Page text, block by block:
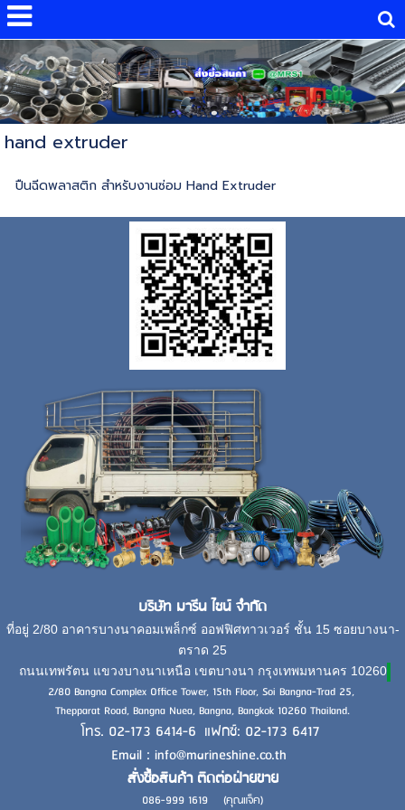
hand extruder
ปืนฉีดพลาสติก สำหรับงานซ่อม Hand Extruder
บริษัท มารีน ไชน์ จำกัด
ที่อยู่ 2/80 อาคารบางนาคอมเพล็กซ์ ออฟฟิศทาวเวอร์ ชั้น 15 ซอยบางนา-
ตราด 25
ถนนเทพรัตน แขวงบางนาเหนือ เขตบางนา กรุงเทพมหานคร 10260
2/80 Bangna Complex Office Tower, 15th Floor, Soi Bangna-Trad 25,
Thepparat Road, Bangna Nuea, Bangna, Bangkok 10260 Thailand.
โทร. 02-173 6414-6 แฟกซ์: 02-173 6417
Email : info@marineshine.co.th
สั่งซื้อสินค้า ติดต่อฝ่ายขาย
086-999 1619 (คุณแจ็ค)